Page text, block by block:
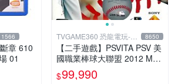
1566
章 610
01
TVGAME360 恐龍電玩-台
中店
8650
【二手遊戲】PSVITA PSV 美
國職業棒球大聯盟 2012 MLB
THE SHOW 12 英文版 【台
中恐龍電玩】
$99,990